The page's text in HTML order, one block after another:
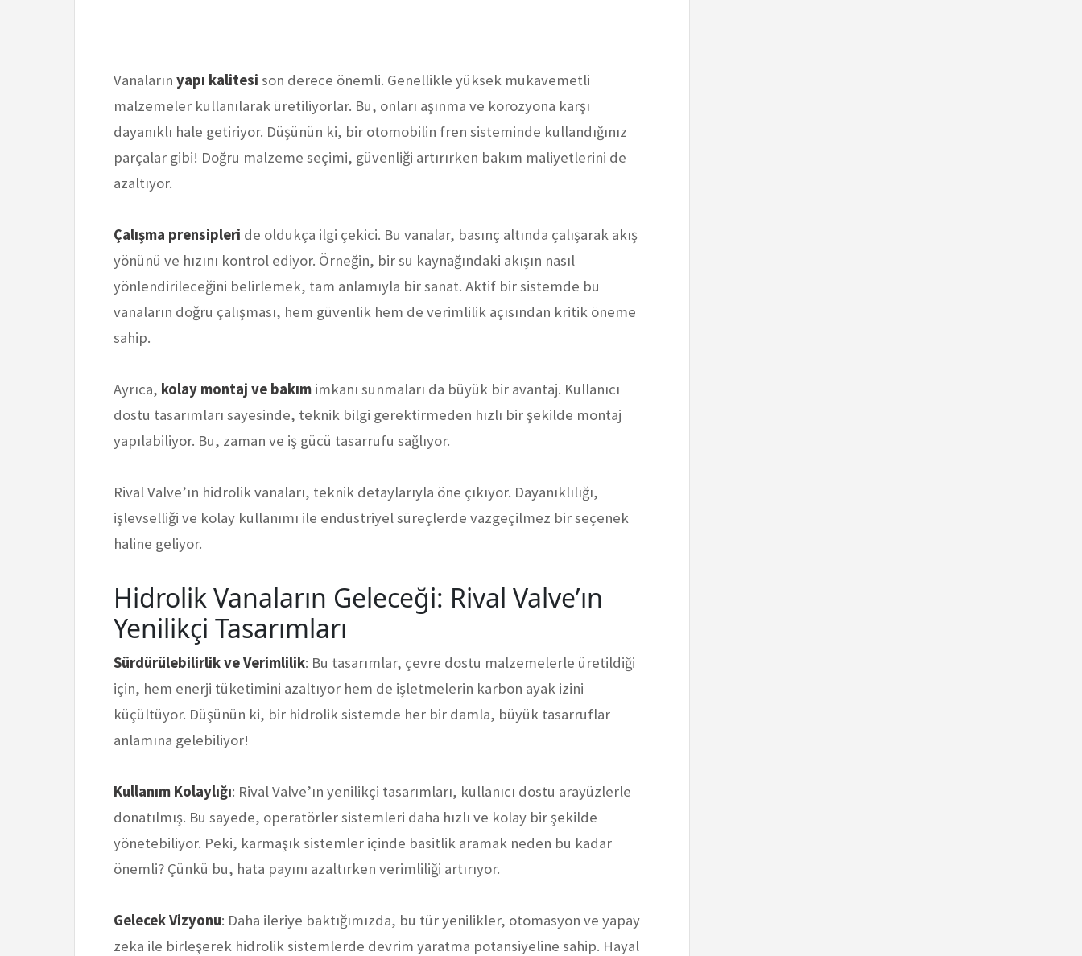
Vanaların yapı kalitesi son derece önemli. Genellikle yüksek mukavemetli
malzemeler kullanılarak üretiliyorlar. Bu, onları aşınma ve korozyona karşı
dayanıklı hale getiriyor. Düşünün ki, bir otomobilin fren sisteminde kullandığınız
parçalar gibi! Doğru malzeme seçimi, güvenliği artırırken bakım maliyetlerini de
azaltıyor.
Çalışma prensipleri de oldukça ilgi çekici. Bu vanalar, basınç altında çalışarak akış
yönünü ve hızını kontrol ediyor. Örneğin, bir su kaynağındaki akışın nasıl
yönlendirileceğini belirlemek, tam anlamıyla bir sanat. Aktif bir sistemde bu
vanaların doğru çalışması, hem güvenlik hem de verimlilik açısından kritik öneme
sahip.
Ayrıca, kolay montaj ve bakım imkanı sunmaları da büyük bir avantaj. Kullanıcı
dostu tasarımları sayesinde, teknik bilgi gerektirmeden hızlı bir şekilde montaj
yapılabiliyor. Bu, zaman ve iş gücü tasarrufu sağlıyor.
Rival Valve’ın hidrolik vanaları, teknik detaylarıyla öne çıkıyor. Dayanıklılığı,
işlevselliği ve kolay kullanımı ile endüstriyel süreçlerde vazgeçilmez bir seçenek
haline geliyor.
Hidrolik Vanaların Geleceği: Rival Valve’ın
Yenilikçi Tasarımları
Sürdürülebilirlik ve Verimlilik: Bu tasarımlar, çevre dostu malzemelerle üretildiği
için, hem enerji tüketimini azaltıyor hem de işletmelerin karbon ayak izini
küçültüyor. Düşünün ki, bir hidrolik sistemde her bir damla, büyük tasarruflar
anlamına gelebiliyor!
Kullanım Kolaylığı: Rival Valve’ın yenilikçi tasarımları, kullanıcı dostu arayüzlerle
donatılmış. Bu sayede, operatörler sistemleri daha hızlı ve kolay bir şekilde
yönetebiliyor. Peki, karmaşık sistemler içinde basitlik aramak neden bu kadar
önemli? Çünkü bu, hata payını azaltırken verimliliği artırıyor.
Gelecek Vizyonu: Daha ileriye baktığımızda, bu tür yenilikler, otomasyon ve yapay
zeka ile birleşerek hidrolik sistemlerde devrim yaratma potansiyeline sahip. Hayal